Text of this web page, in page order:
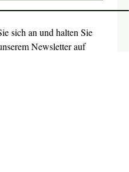
sich an und halten Sie
Newsletter auf